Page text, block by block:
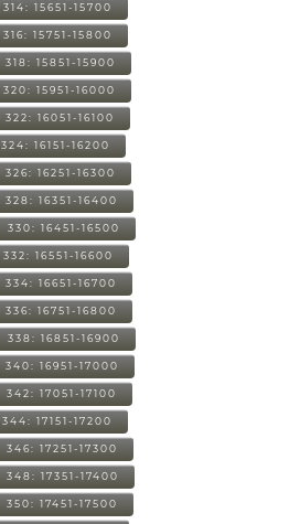
314: 15651-15700
316: 15751-15800
318: 15851-15900
320: 15951-16000
322: 16051-16100
324: 16151-16200
326: 16251-16300
328: 16351-16400
330: 16451-16500
332: 16551-16600
334: 16651-16700
336: 16751-16800
338: 16851-16900
340: 16951-17000
342: 17051-17100
344: 17151-17200
346: 17251-17300
348: 17351-17400
350: 17451-17500